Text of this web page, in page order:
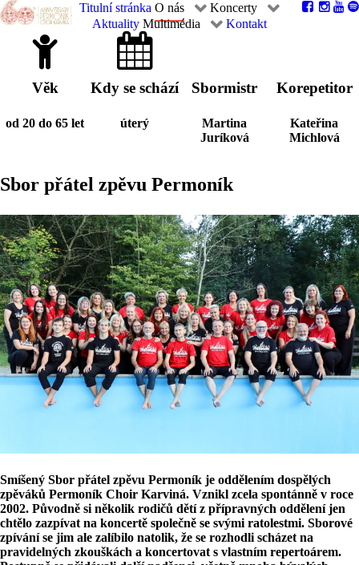
Titulní stránka O nás
Koncerty
Aktuality Multimédia Kontakt
Věk
od 20 do 65 let
Kdy se schází
úterý
Sbormistr
Martina
Juríková
Korepetitor
Kateřina
Michlová
Sbor přátel zpěvu Permoník
Smíšený Sbor přátel zpěvu Permoník je oddělením dospělých
zpěváků Permoník Choir Karviná. Vznikl zcela spontánně v roce
2002. Původně si několik rodičů dětí z přípravných oddělení jen
chtělo zazpívat na koncertě společně se svými ratolestmi. Sborové
zpívání se jim ale zalíbilo natolik, že se rozhodli scházet na
pravidelných zkouškách a koncertovat s vlastním repertoárem.